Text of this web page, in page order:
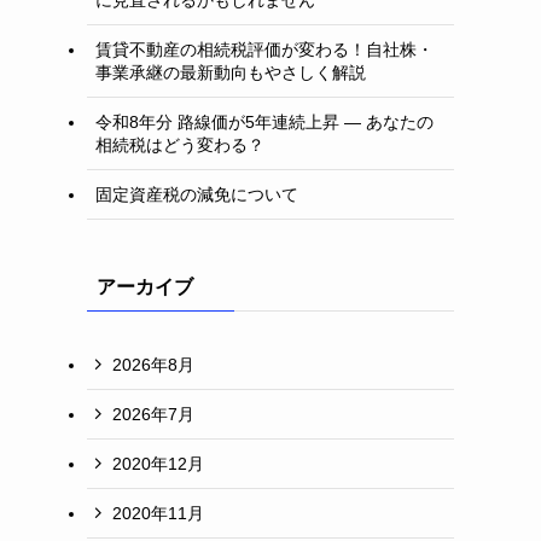
賃貸不動産の相続税評価が変わる！自社株・
事業承継の最新動向もやさしく解説
令和8年分 路線価が5年連続上昇 ― あなたの
相続税はどう変わる？
固定資産税の減免について
アーカイブ
2026年8月
2026年7月
2020年12月
2020年11月